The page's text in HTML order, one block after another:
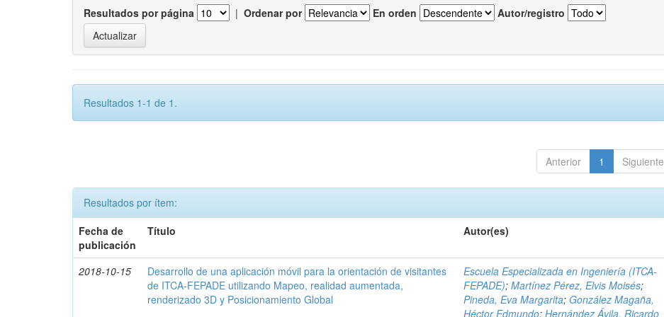
Resultados por página | Ordenar por En orden Autor/registro
Resultados 1-1 de 1.
Anterior 1 Siguiente
Resultados por ítem:
Fecha de
publicación
Título Autor(es)
2018-10-15
Desarrollo de una aplicación móvil para la orientación de visitantes
de ITCA-FEPADE utilizando Mapeo, realidad aumentada,
renderizado 3D y Posicionamiento Global
Escuela Especializada en Ingeniería (ITCA-
FEPADE);Martínez Pérez, Elvis Moisés;
Pineda, Eva Margarita; González Magaña,
Héctor Edmundo;Hernández Ávila, Ricardo